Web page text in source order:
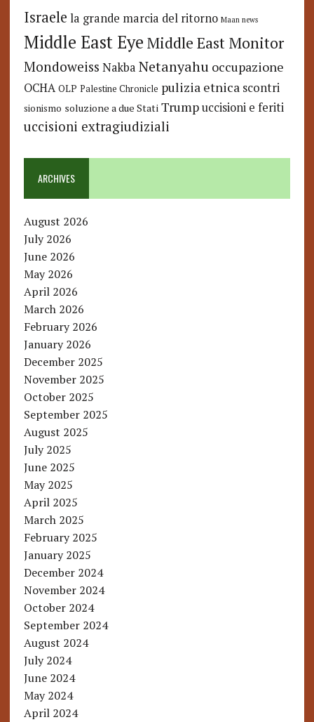
Israele la grande marcia del ritorno Maan news
Middle East Eye Middle East Monitor
Mondoweiss Nakba Netanyahu occupazione
OCHA OLP Palestine Chronicle pulizia etnica scontri
sionismo soluzione a due Stati Trump uccisioni e feriti
uccisioni extragiudiziali
ARCHIVES
August 2026
July 2026
June 2026
May 2026
April 2026
March 2026
February 2026
January 2026
December 2025
November 2025
October 2025
September 2025
August 2025
July 2025
June 2025
May 2025
April 2025
March 2025
February 2025
January 2025
December 2024
November 2024
October 2024
September 2024
August 2024
July 2024
June 2024
May 2024
April 2024